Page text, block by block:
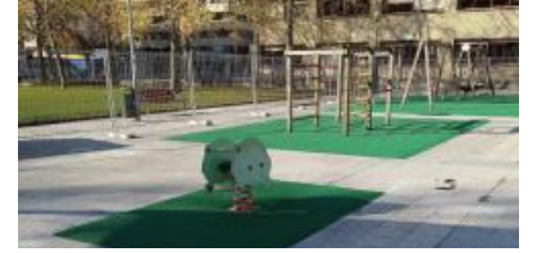
realiza
mejoras
en
otras
tres